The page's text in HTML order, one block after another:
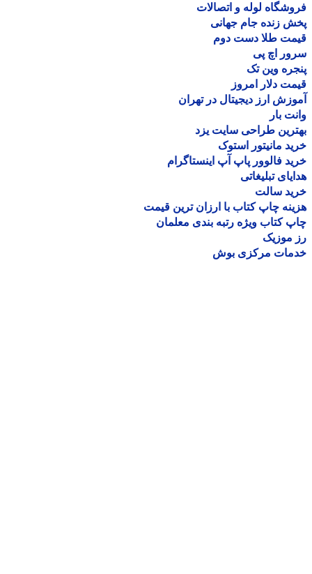
لوله و اتصالات
زنده جام جهانی
طلا دست دوم
اچ پی
وین تک
دلار امروز
ارز دیجیتال در تهران
بار
طراحی سایت یزد
مانیتور استوک
فالوور پاپ آپ اینستاگرام
تبلیغاتی
سالت
چاپ کتاب با ارزان ترین قیمت
کتاب ویژه رتبه بندی معلمان
موزیک
مرکزی بوش